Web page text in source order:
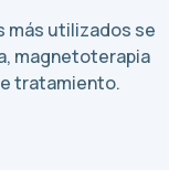
más utilizados se
magnetoterapia
tratamiento.